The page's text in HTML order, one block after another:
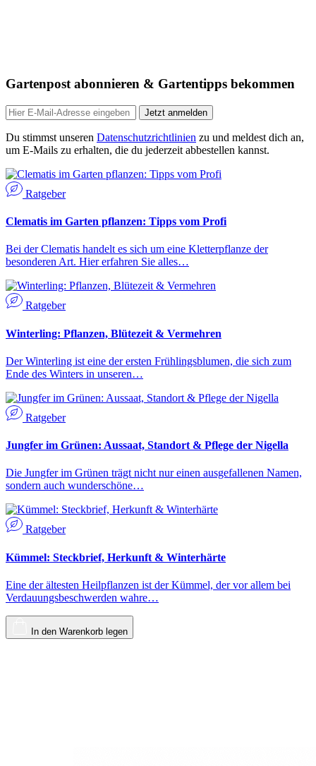
Gartenpost abonnieren & Gartentipps bekommen
Jetzt anmelden
Du stimmst unseren Datenschutzrichtlinien zu und meldest dich an,
um E-Mails zu erhalten, die du jederzeit abbestellen kannst.
Ratgeber
Clematis im Garten pflanzen: Tipps vom Profi
Bei der Clematis handelt es sich um eine Kletterpflanze der
besonderen Art. Hier erfahren Sie alles…
Ratgeber
Winterling: Pflanzen, Blütezeit & Vermehren
Der Winterling ist eine der ersten Frühlingsblumen, die sich zum
Ende des Winters in unseren…
Ratgeber
Jungfer im Grünen: Aussaat, Standort & Pflege der Nigella
Die Jungfer im Grünen trägt nicht nur einen ausgefallenen Namen,
sondern auch wunderschöne…
Ratgeber
Kümmel: Steckbrief, Herkunft & Winterhärte
Eine der ältesten Heilpflanzen ist der Kümmel, der vor allem bei
Verdauungsbeschwerden wahre…
In den Warenkorb legen